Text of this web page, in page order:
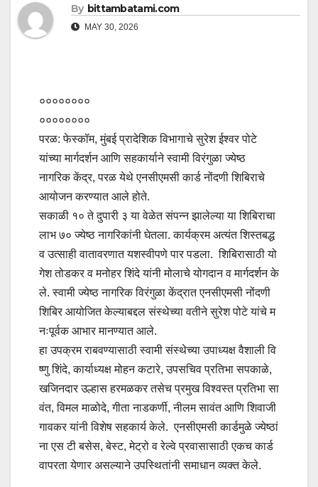
By bittambatami.com
MAY 30, 2026
००००००००
००००००००
परळ: फेस्कॉम, मुंबई प्रादेशिक विभागाचे सुरेश ईश्वर पोटे
यांच्या मार्गदर्शन आणि सहकार्याने स्वामी विरंगुळा ज्येष्ठ
नागरिक केंद्र, परळ येथे एनसीएमसी कार्ड नोंदणी शिबिराचे
आयोजन करण्यात आले होते.
सकाळी १० ते दुपारी ३ या वेळेत संपन्न झालेल्या या शिबिराचा
लाभ ७० ज्येष्ठ नागरिकांनी घेतला. कार्यक्रम अत्यंत शिस्तबद्ध
व उत्साही वातावरणात यशस्वीपणे पार पडला. शिबिरासाठी यो
गेश तोडकर व मनोहर शिंदे यांनी मोलाचे योगदान व मार्गदर्शन के
ले. स्वामी ज्येष्ठ नागरिक विरंगुळा केंद्रात एनसीएमसी नोंदणी
शिबिर आयोजित केल्याबद्दल संस्थेच्या वतीने सुरेश पोटे यांचे म
नःपूर्वक आभार मानण्यात आले.
हा उपक्रम राबवण्यासाठी स्वामी संस्थेच्या उपाध्यक्ष वैशाली वि
ष्णु शिंदे, कार्याध्यक्ष मोहन कटारे, उपसचिव प्रतिभा सपकाळे,
खजिनदार उल्हास हरमळकर तसेच प्रमुख विश्वस्त प्रतिभा सा
वंत, विमल माळोदे, गीता नाडकर्णी, नीलम सावंत आणि शिवाजी
गावकर यांनी विशेष सहकार्य केले. एनसीएमसी कार्डमुळे ज्येष्ठां
ना एस टी बसेस, बेस्ट, मेट्रो व रेल्वे प्रवासासाठी एकच कार्ड
वापरता येणार असल्याने उपस्थितांनी समाधान व्यक्त केले.